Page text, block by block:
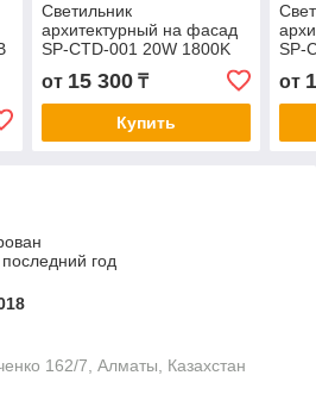
Светильник
архитектурный на фасад
SP-CTD-001 20W 1800K
от 15 300₸
Купить
SP-
от
год
162/7, Алматы, Казахстан